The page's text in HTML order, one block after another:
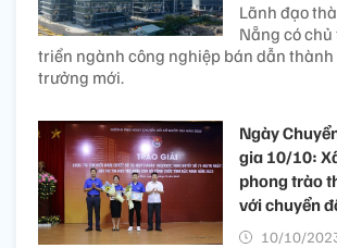
Lãnh đạo
Nẵng có
triển ngành công nghiệp bán dẫn
trưởng mới.
Ngày
gia 10/10:
phong trào
với chuyển
10/10/